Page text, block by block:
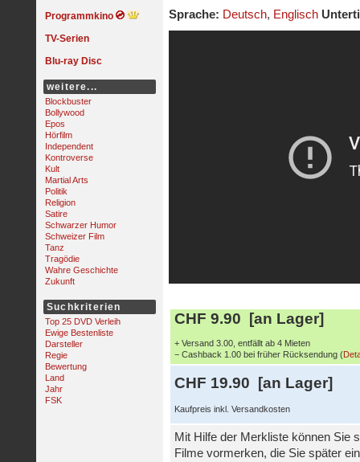
Programmkino
TV-Serien
Blu-ray Disc
weitere...
Blockbuster
Bollywood
Epos
Hörfilm
Independent
Kontroverse
Kult
Martial Arts
Politik
Religion
Satire
Schwarzer Humor
Schweizer Film
Tanz
Tragödie
Wahre Geschichte
Zukunft
Suchkriterien
Top 25 DVD Verleih
Ewige Bestenliste
Darsteller
Regie
Bewertung
Land
Jahr
FSK
Sprache: Deutsch, Englisch
CHF 9.90 [an Lager]
+ Versand 3.00, entfällt ab 4 Mieten
− Cashback 1.00 bei früher Rücksendung (
CHF 19.90 [an Lager]
Kaufpreis inkl. Versandkosten
Mit Hilfe der Merkliste können Sie
Filme vormerken, die Sie später